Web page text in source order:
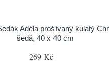
Adéla prošívaný kulatý
šedá, 40 x 40 cm
269 Kč